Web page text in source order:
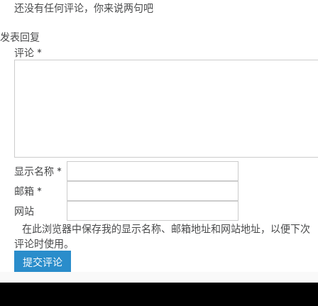
还没有任何评论，你来说两句吧
发表回复
评论 *
显示名称 *
邮箱 *
网站
在此浏览器中保存我的显示名称、邮箱地址和网站地址，以便下次
评论时使用。